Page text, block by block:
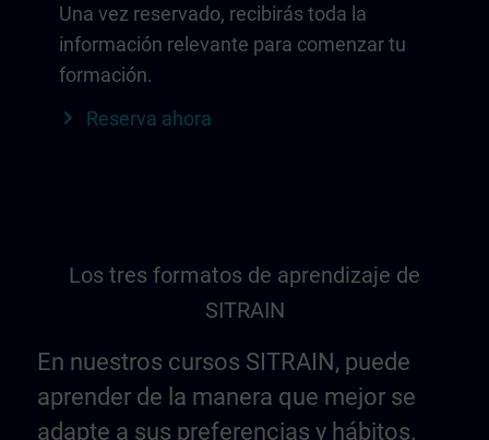
Una vez reservado, recibirás toda la
información relevante para comenzar tu
formación.
Reserva ahora
Los tres formatos de aprendizaje de
SITRAIN
En nuestros cursos SITRAIN, puede
aprender de la manera que mejor se
adapte a sus preferencias y hábitos.